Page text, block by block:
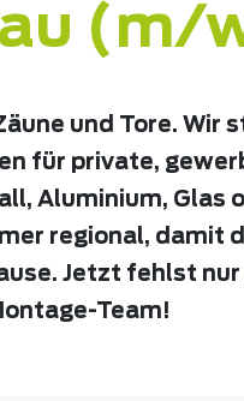
(m/
und Tore. Wir
für private,
Aluminium,
regional, damit
Jetzt fehlst nur
Team!